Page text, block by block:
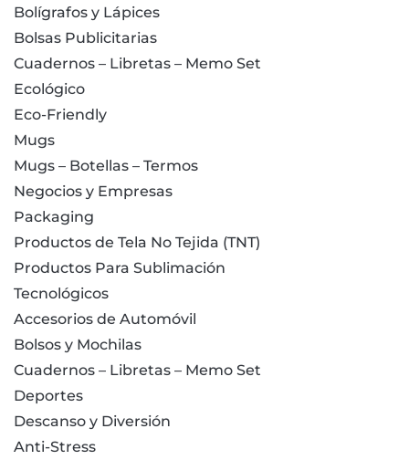
Bolígrafos y Lápices
Bolsas Publicitarias
Cuadernos – Libretas – Memo Set
Ecológico
Eco-Friendly
Mugs
Mugs – Botellas – Termos
Negocios y Empresas
Packaging
Productos de Tela No Tejida (TNT)
Productos Para Sublimación
Tecnológicos
Accesorios de Automóvil
Bolsos y Mochilas
Cuadernos – Libretas – Memo Set
Deportes
Descanso y Diversión
Anti-Stress